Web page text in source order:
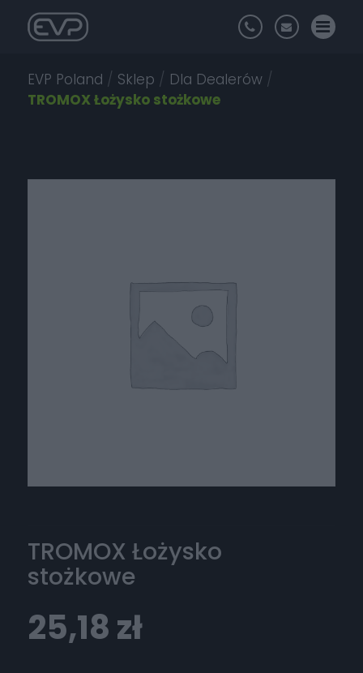
EVP Poland / Sklep / Dla Dealerów /
TROMOX Łożysko stożkowe
TROMOX Łożysko
stożkowe
25,18zł